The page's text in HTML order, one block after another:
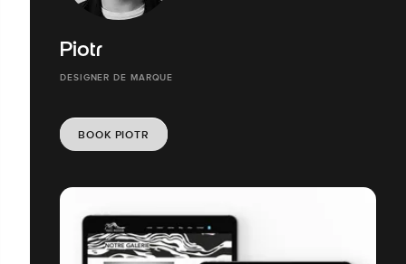
Piotr
DESIGNER DE MARQUE
BOOK PIOTR